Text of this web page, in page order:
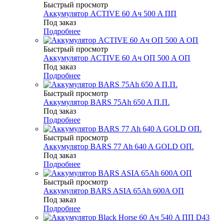
Быстрый просмотр
Аккумулятор ACTIVE 60 Ач 500 A ПП
Под заказ
Подробнее
Быстрый просмотр
Аккумулятор ACTIVE 60 Ач ОП 500 A ОП
Под заказ
Подробнее
Быстрый просмотр
Аккумулятор BARS 75Ah 650 A П.П.
Под заказ
Подробнее
Быстрый просмотр
Аккумулятор BARS 77 Ah 640 A GOLD ОП.
Под заказ
Подробнее
Быстрый просмотр
Аккумулятор BARS ASIA 65Ah 600A ОП
Под заказ
Подробнее